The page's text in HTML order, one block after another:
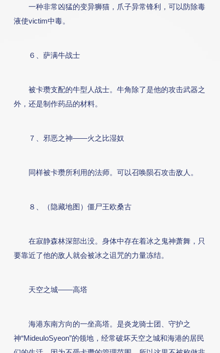
一种非常凶猛的变异狮猫，爪子异常锋利，可以防除毒
液使victim中毒。
６、萨满牛战士
被卡瓒支配的牛型人战士。牛角除了是他的攻击武器之
外，还是制作药品的材料。
７、邪恶之神——火之比湿奴
同样被卡瓒所利用的法师。可以召唤陨石攻击敌人。
８、（隐藏地图）僵尸王欧桑古
在寂静森林深部出没。身体中存在着冰之鬼神萧舞，只
要靠近了他的敌人就会被冰之诅咒的力量冻结。
天空之城——高塔
海港东南方向的一坐高塔。是炎龙骑士团、守护之
神“MideuloSyeon”的领地，经常破坏天空之城和海港的居民